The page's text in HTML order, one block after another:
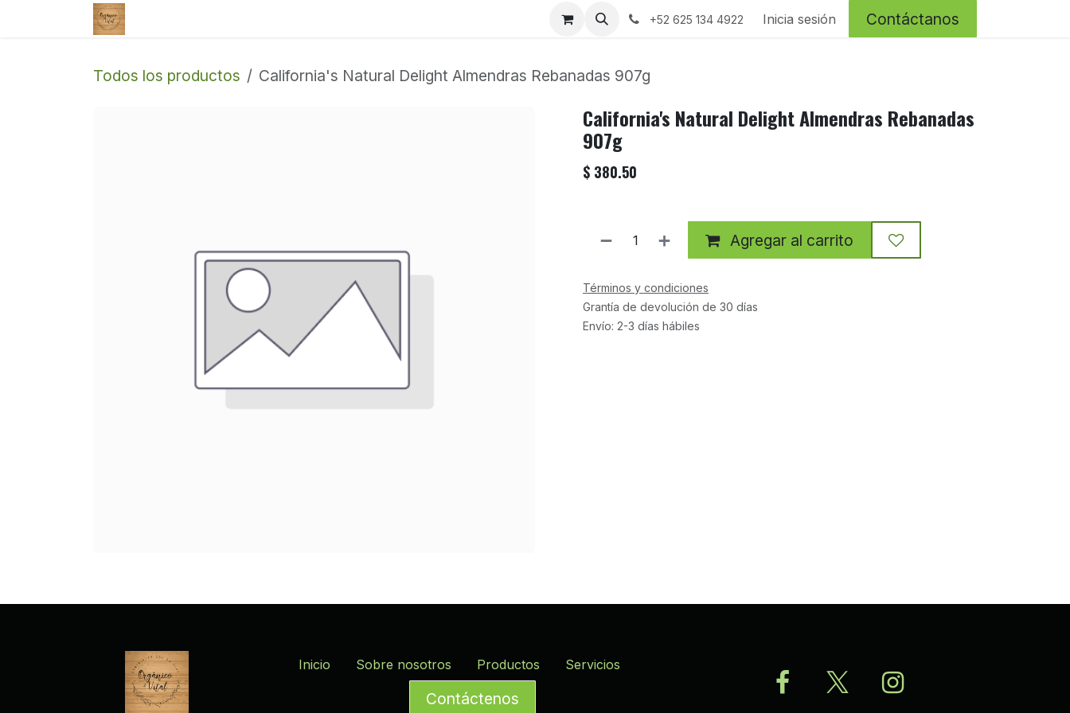
Ir al contenido +52 625 134 4922 Inicia sesión Contáctanos
Todos los productos California's Natural Delight Almendras Rebanadas 907g
California's Natural Delight Almendras Rebanadas
907g
$ 380.50
Agregar al carrito
Términos y condiciones
Grantía de devolución de 30 días
Envío: 2-3 días hábiles
Inicio Sobre nosotros Productos Servicios
Contáctenos